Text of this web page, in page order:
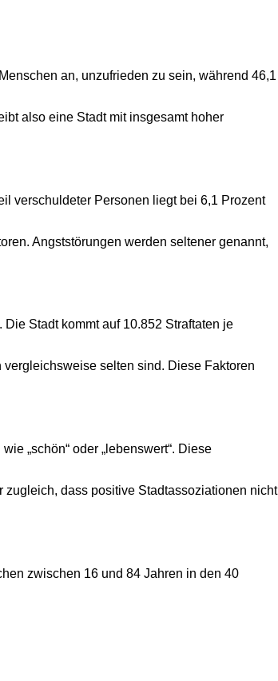
an, unzufrieden zu sein, während 46,1
also eine Stadt mit insgesamt hoher
verschuldeter Personen liegt bei 6,1 Prozent
Angststörungen werden seltener genannt,
Stadt kommt auf 10.852 Straftaten je
selten sind. Diese Faktoren
„schön“ oder „lebenswert“. Diese
dass positive Stadtassoziationen nicht
zwischen 16 und 84 Jahren in den 40